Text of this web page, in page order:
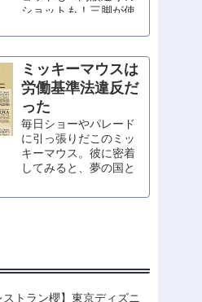
ショットも！三脚が使
綺麗な撮り方と、カメ
ラの基礎知識を分かり
やすく解説。
ミッキーマウスは
労働基準法違反だ
った
毎日ショーやパレード
に引っ張りだこのミッ
キーマウス。彼に密着
してみると、夢の国と
件が明らかに。ミッキ
ストラン櫻】東京ディズニ